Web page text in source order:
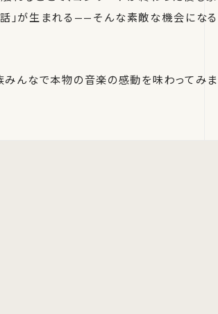
話」が生まれる——そんな素敵な機会になる
みんなで本物の音楽の感動を味わってみま